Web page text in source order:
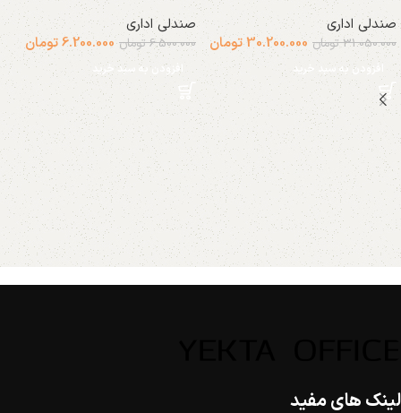
صندلی اداری
31.050.000تومان 30.200.000تومان
افزودن به سبد خرید
صندلی اداری
6.500.000تومان 6.200.000تومان
افزودن به سبد خرید
لینک های مفید